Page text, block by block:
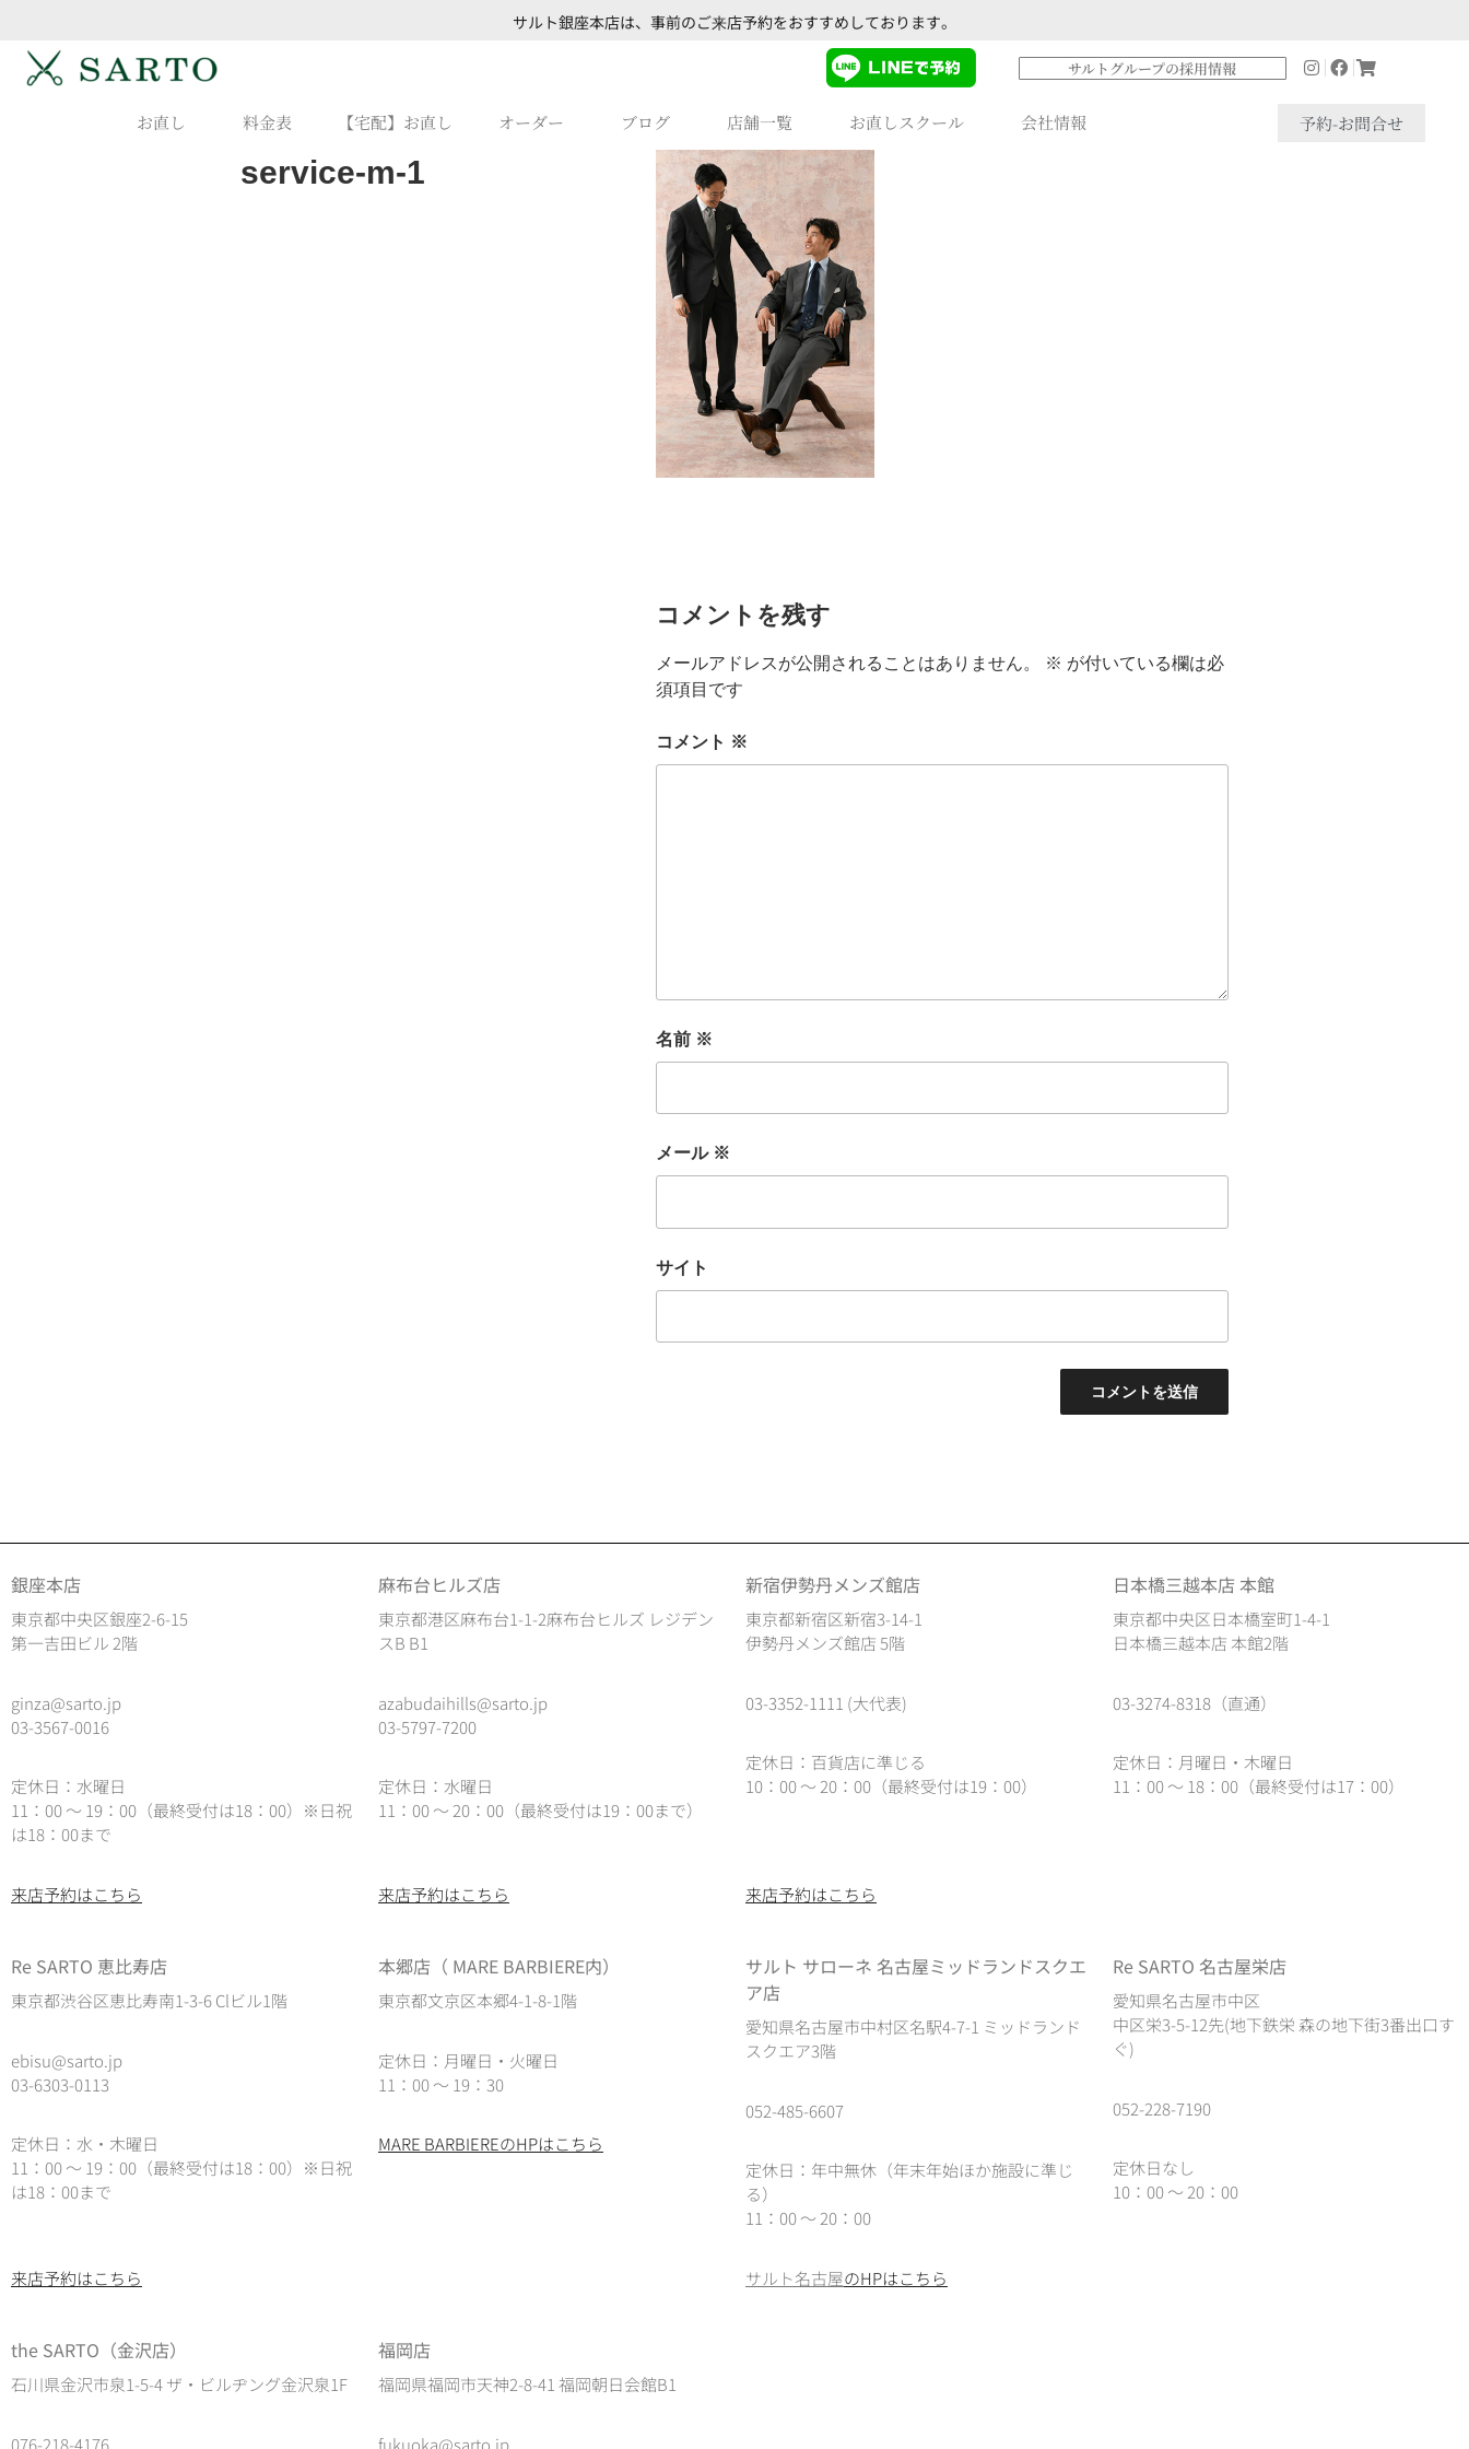
サルト銀座本店は、事前のご来店予約をおすすめしております。
サルトグループの採用情報
お直し 料金表 【宅配】お直し オーダー ブログ 店舗一覧 お直しスクール 会社情報 予約-お問合せ
service-m-1
コメントを残す
メールアドレスが公開されることはありません。 ※ が付いている欄は必
須項目です
コメント ※
名前 ※
メール ※
サイト
銀座本店
東京都中央区銀座2-6-15
第一吉田ビル 2階
ginza@sarto.jp
03-3567-0016
定休日：水曜日
11：00 ～ 19：00（最終受付は18：00）※日祝
は18：00まで
麻布台ヒルズ店
東京都港区麻布台1-1-2麻布台ヒルズ レジデン
スB B1
azabudaihills@sarto.jp
03-5797-7200
定休日：水曜日
11：00 ～ 20：00（最終受付は19：00まで）
新宿伊勢丹メンズ館店
東京都新宿区新宿3-14-1
伊勢丹メンズ館店 5階
03-3352-1111 (大代表)
定休日：百貨店に準じる
10：00 ～ 20：00（最終受付は19：00）
日本橋三越本店 本館
東京都中央区日本橋室町1-4-1
日本橋三越本店 本館2階
03-3274-8318（直通）
定休日：月曜日・木曜日
11：00 ～ 18：00（最終受付は17：00）
来店予約はこちら 来店予約はこちら 来店予約はこちら
Re SARTO 恵比寿店
東京都渋谷区恵比寿南1-3-6 Clビル1階
ebisu@sarto.jp
03-6303-0113
定休日：水・木曜日
11：00 ～ 19：00（最終受付は18：00） ※日祝
は18：00まで
本郷店（ MARE BARBIERE内）
東京都文京区本郷4-1-8-1階
定休日：月曜日・火曜日
11：00 ～ 19：30
MARE BARBIEREのHPはこちら
サルト サローネ 名古屋ミッドランドスクエ
ア店
愛知県名古屋市中村区名駅4-7-1 ミッドランド
スクエア3階
052-485-6607
定休日：年中無休（年末年始ほか施設に準じ
る）
11：00 ～ 20：00
Re SARTO 名古屋栄店
愛知県名古屋市中区
中区栄3-5-12先(地下鉄栄 森の地下街3番出口す
ぐ)
052-228-7190
定休日なし
10：00 ～ 20：00
来店予約はこちら サルト名古屋のHPはこちら
the SARTO（金沢店）
石川県金沢市泉1-5-4 ザ・ビルヂング金沢泉1F
076-218-4176
福岡店
福岡県福岡市天神2-8-41 福岡朝日会館B1
fukuoka@sarto.jp